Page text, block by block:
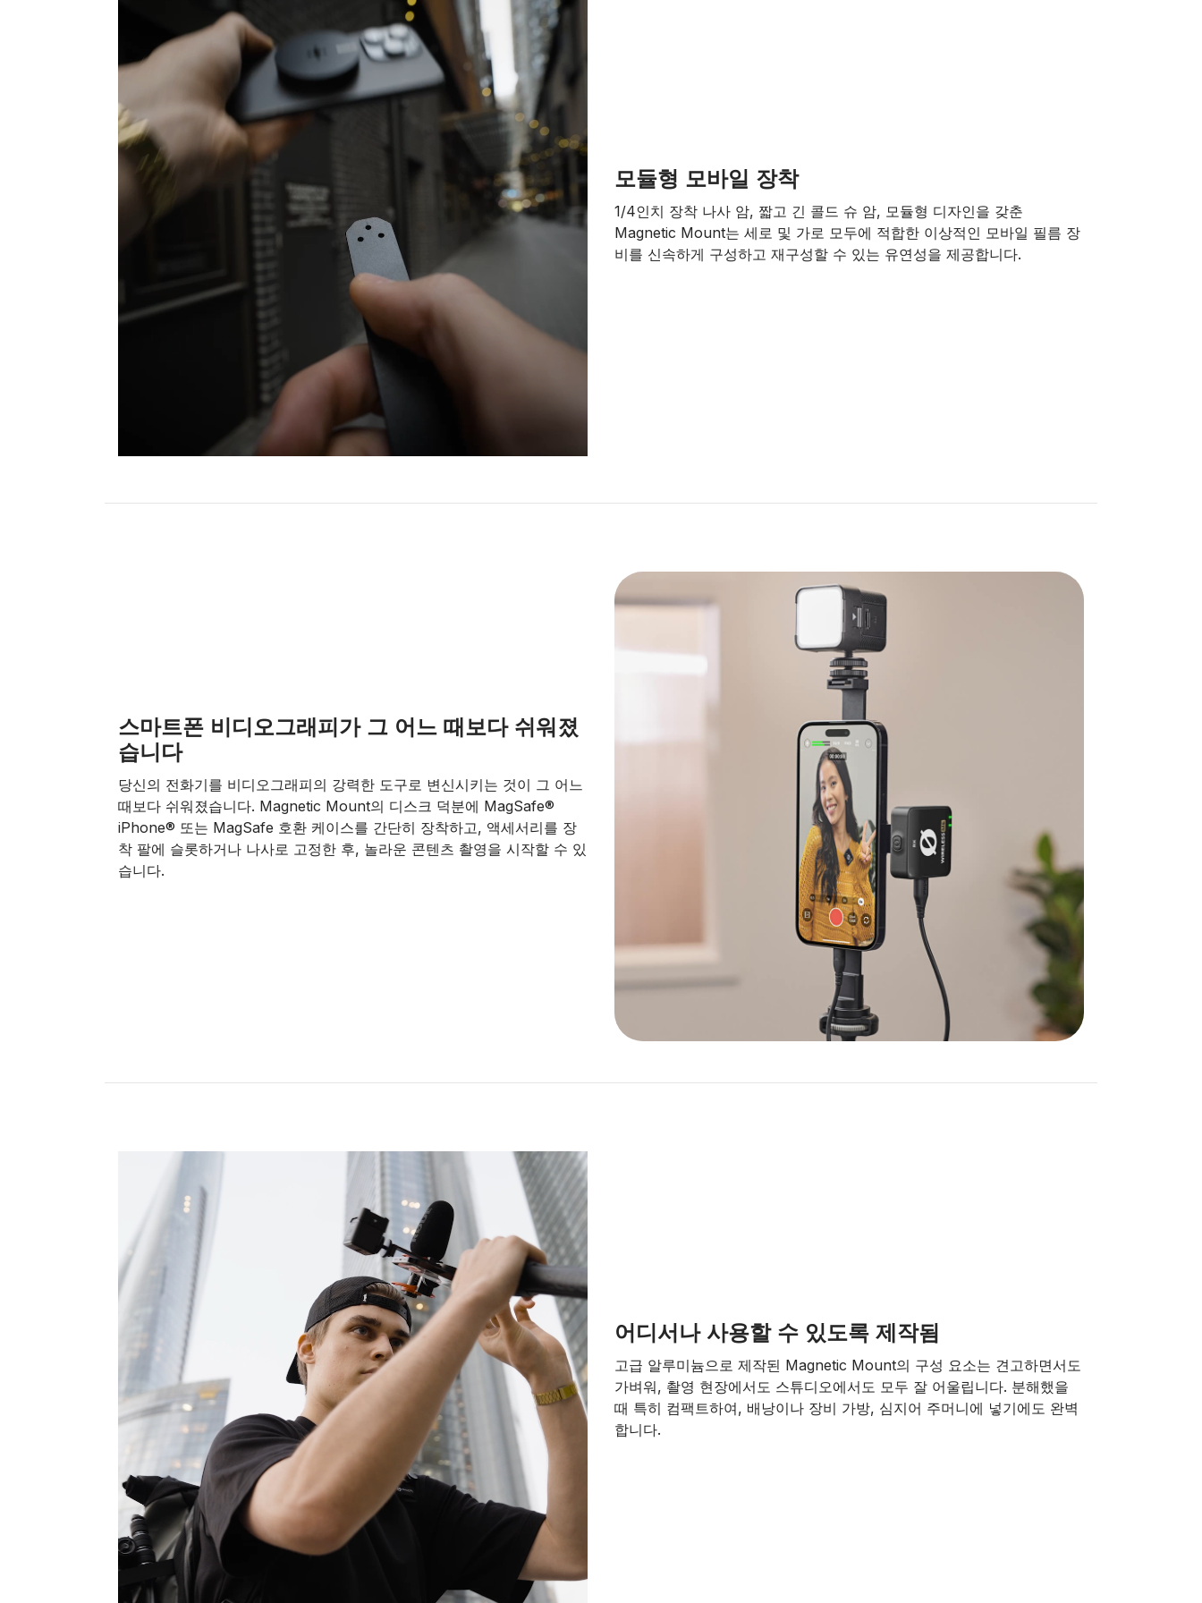
모듈형 모바일 장착
1/4인치 장착 나사 암, 짧고 긴 콜드 슈 암, 모듈형 디자인을 갖춘
Magnetic Mount는 세로 및 가로 모두에 적합한 이상적인 모바일 필름 장
비를 신속하게 구성하고 재구성할 수 있는 유연성을 제공합니다.
스마트폰 비디오그래피가 그 어느 때보다 쉬워졌
습니다
당신의 전화기를 비디오그래피의 강력한 도구로 변신시키는 것이 그 어느
때보다 쉬워졌습니다. Magnetic Mount의 디스크 덕분에 MagSafe®
iPhone® 또는 MagSafe 호환 케이스를 간단히 장착하고, 액세서리를 장
착 팔에 슬롯하거나 나사로 고정한 후, 놀라운 콘텐츠 촬영을 시작할 수 있
습니다.
어디서나 사용할 수 있도록 제작됨
고급 알루미늄으로 제작된 Magnetic Mount의 구성 요소는 견고하면서도
가벼워, 촬영 현장에서도 스튜디오에서도 모두 잘 어울립니다. 분해했을
때 특히 컴팩트하여, 배낭이나 장비 가방, 심지어 주머니에 넣기에도 완벽
합니다.